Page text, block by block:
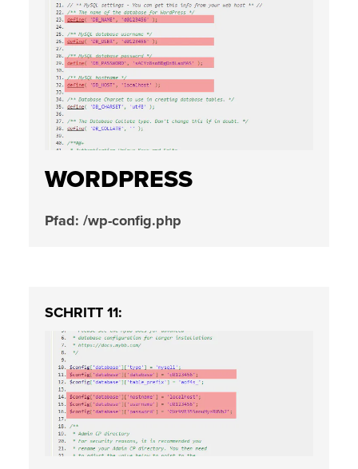
WORDPRESS
Pfad: /wp-config.php
SCHRITT 11: